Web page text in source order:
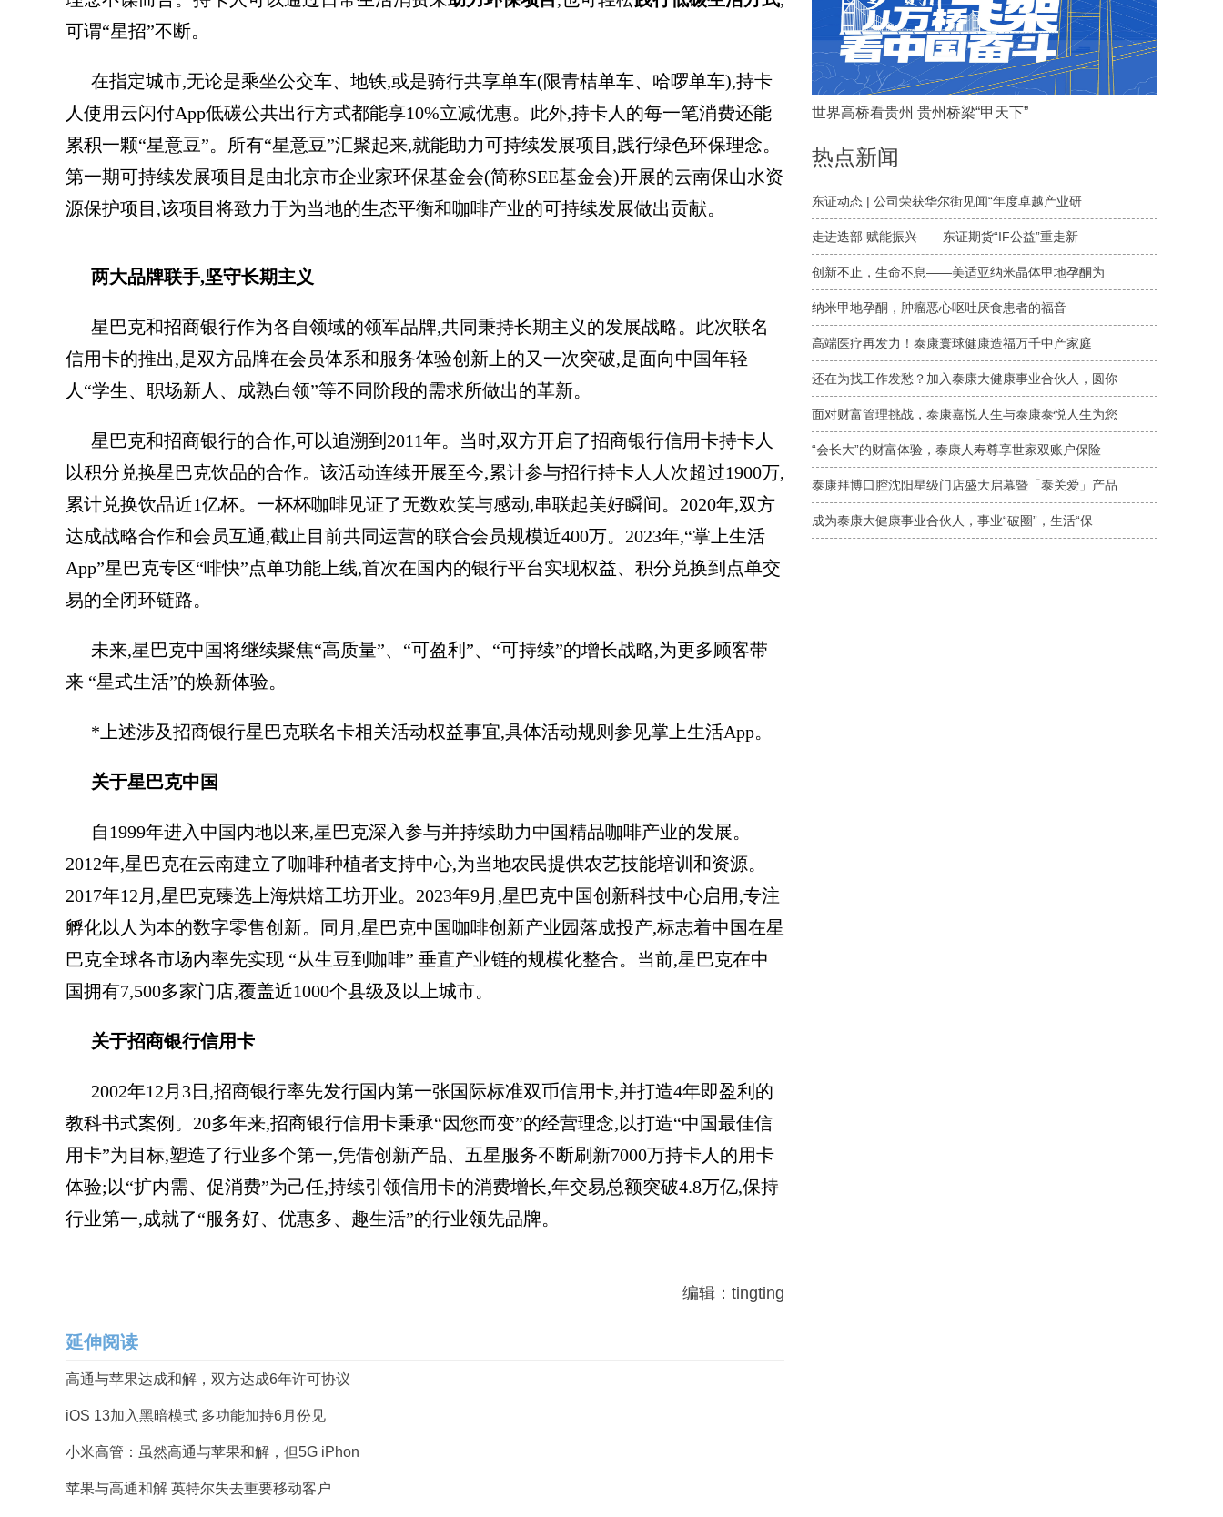
可谓“星招”不断。
在指定城市,无论是乘坐公交车、地铁,或是骑行共享单车(限青桔单车、哈啰单车),持卡
人使用云闪付App低碳公共出行方式都能享10%立减优惠。此外,持卡人的每一笔消费还能
累积一颗“星意豆”。所有“星意豆”汇聚起来,就能助力可持续发展项目,践行绿色环保理念。
第一期可持续发展项目是由北京市企业家环保基金会(简称SEE基金会)开展的云南保山水资
源保护项目,该项目将致力于为当地的生态平衡和咖啡产业的可持续发展做出贡献。
两大品牌联手,坚守长期主义
星巴克和招商银行作为各自领域的领军品牌,共同秉持长期主义的发展战略。此次联名
信用卡的推出,是双方品牌在会员体系和服务体验创新上的又一次突破,是面向中国年轻
人“学生、职场新人、成熟白领”等不同阶段的需求所做出的革新。
星巴克和招商银行的合作,可以追溯到2011年。当时,双方开启了招商银行信用卡持卡人
以积分兑换星巴克饮品的合作。该活动连续开展至今,累计参与招行持卡人人次超过1900万,
累计兑换饮品近1亿杯。一杯杯咖啡见证了无数欢笑与感动,串联起美好瞬间。2020年,双方
达成战略合作和会员互通,截止目前共同运营的联合会员规模近400万。2023年,“掌上生活
App”星巴克专区“啡快”点单功能上线,首次在国内的银行平台实现权益、积分兑换到点单交
易的全闭环链路。
未来,星巴克中国将继续聚焦“高质量”、“可盈利”、“可持续”的增长战略,为更多顾客带
来 “星式生活”的焕新体验。
*上述涉及招商银行星巴克联名卡相关活动权益事宜,具体活动规则参见掌上生活App。
关于星巴克中国
自1999年进入中国内地以来,星巴克深入参与并持续助力中国精品咖啡产业的发展。
2012年,星巴克在云南建立了咖啡种植者支持中心,为当地农民提供农艺技能培训和资源。
2017年12月,星巴克臻选上海烘焙工坊开业。2023年9月,星巴克中国创新科技中心启用,专注
孵化以人为本的数字零售创新。同月,星巴克中国咖啡创新产业园落成投产,标志着中国在星
巴克全球各市场内率先实现 “从生豆到咖啡” 垂直产业链的规模化整合。当前,星巴克在中
国拥有7,500多家门店,覆盖近1000个县级及以上城市。
关于招商银行信用卡
2002年12月3日,招商银行率先发行国内第一张国际标准双币信用卡,并打造4年即盈利的
教科书式案例。20多年来,招商银行信用卡秉承“因您而变”的经营理念,以打造“中国最佳信
用卡”为目标,塑造了行业多个第一,凭借创新产品、五星服务不断刷新7000万持卡人的用卡
体验;以“扩内需、促消费”为己任,持续引领信用卡的消费增长,年交易总额突破4.8万亿,保持
行业第一,成就了“服务好、优惠多、趣生活”的行业领先品牌。
编辑：tingting
延伸阅读
高通与苹果达成和解，双方达成6年许可协议
iOS 13加入黑暗模式 多功能加持6月份见
小米高管：虽然高通与苹果和解，但5G iPhon
苹果与高通和解 英特尔失去重要移动客户
世界高桥看贵州 贵州桥梁“甲天下”
热点新闻
东证动态 | 公司荣获华尔街见闻“年度卓越产业研
走进迭部 赋能振兴——东证期货“IF公益”重走新
​创新不止，生命不息——美适亚纳米晶体甲地孕酮为
纳米甲地孕酮，肿瘤恶心呕吐厌食患者的福音
高端医疗再发力！泰康寰球健康造福万千中产家庭
还在为找工作发愁？加入泰康大健康事业合伙人，圆你
面对财富管理挑战，泰康嘉悦人生与泰康泰悦人生为您
“会长大”的财富体验，泰康人寿尊享世家双账户保险
泰康拜博口腔沈阳星级门店盛大启幕暨「泰关爱」产品
成为泰康大健康事业合伙人，事业“破圈”，生活“保